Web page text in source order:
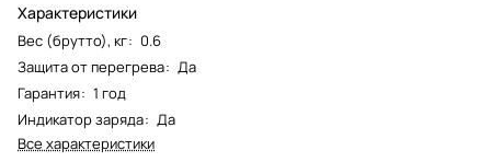
Характеристики
Вес (брутто), кг: 0.6
Защита от перегрева: Да
Гарантия: 1 год
Индикатор заряда: Да
Все характеристики